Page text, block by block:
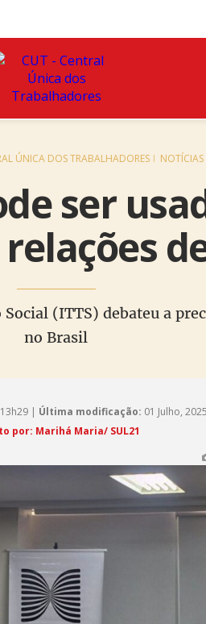
ÚNICA DOS TRABALHADORES NOTÍCIAS
ser
(ITTS) debateu a
no Brasil
| Última modificação: 01 Julho,
por: Marihá Maria/ SUL21